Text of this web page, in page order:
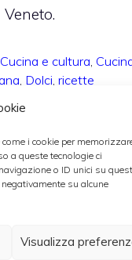
i cookie per
a queste tecnologie ci
o ID unici su
su alcune
Visualizza
Veneto.
Categorie
Cucina e cultura,
, Dolci, ricette